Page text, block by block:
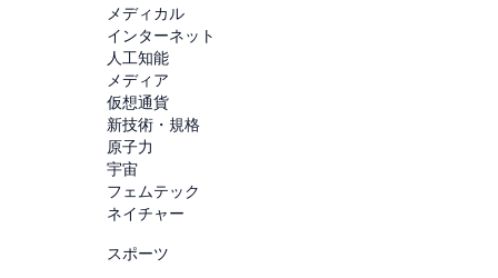
メディカル
インターネット
人工知能
メディア
仮想通貨
新技術・規格
原子力
宇宙
フェムテック
ネイチャー
スポーツ